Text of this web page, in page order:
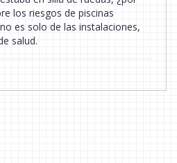
los riesgos de piscinas
es solo de las instalaciones,
salud.